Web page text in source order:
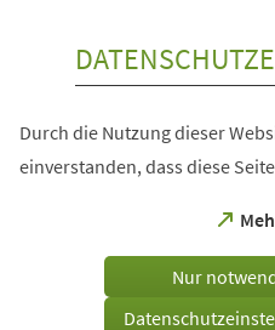
Durch die Nutzung dieser
einverstanden, dass diese
(Öffnet
einem
Tab)
Nur